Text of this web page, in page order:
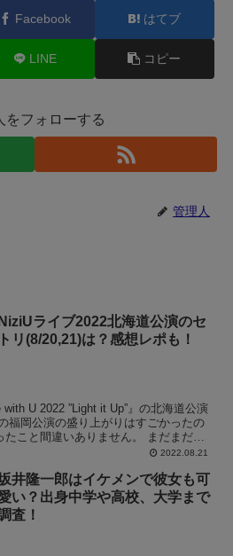
Facebook はてブ
LINE コピー
をフォローする
管理人
NiziUライブ2022北海道公演のセ
トリ(8/20,21)は？感想レポも！
U 2022 ”Light it Up”』の北海道公演
福岡公演の盛り上がりはすごかったの
たこと間違いありません。 まだまだラ
2022.08.21
井隆一郎はイケメンで彼女も可
い？出身中学や高校、大学まで
査！